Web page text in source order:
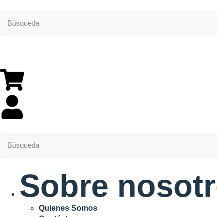
Sobre
Quienes Somos